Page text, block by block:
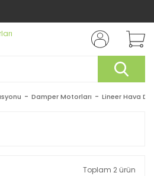
Damper Motorları Lineer Hava
Toplam 2 ürün